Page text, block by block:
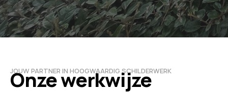
JOUW PARTNER IN HOOGWAARDIG SCHILDERWERK
Onze werkwijze